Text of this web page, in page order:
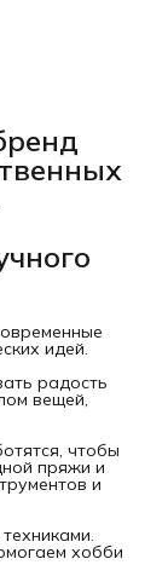
идей.
радость
вещей,
чтобы
пряжи и
и
хобби